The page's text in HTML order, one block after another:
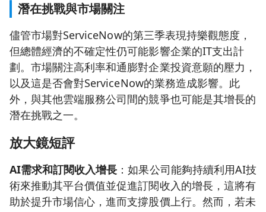
潛在挑戰與市場關注
儘管市場對ServiceNow的第三季表現持樂觀態度，
但總體經濟的不確定性仍可能影響企業的IT支出計
劃。市場關注高利率和通膨對企業投資意願的壓力，
以及這是否會對ServiceNow的業務造成影響。此
外，與其他雲端服務公司間的競爭也可能是其增長的
潛在挑戰之一。
放大鏡短評
AI需求和訂閱收入增長 ：如果公司能夠持續利用AI技
術來推動其平台價值並促進訂閱收入的增長，這將有
助於提升市場信心，進而支撐股價上行。然而，若未